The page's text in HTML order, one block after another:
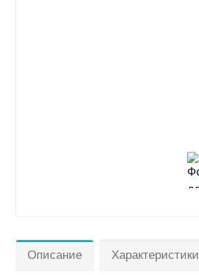
Описание Характеристики